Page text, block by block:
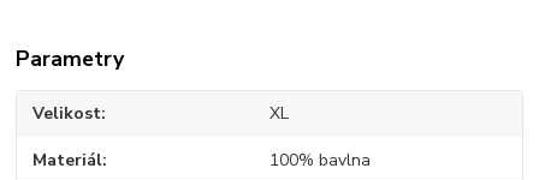
Parametry
Velikost XL
Materiál 100% bavlna